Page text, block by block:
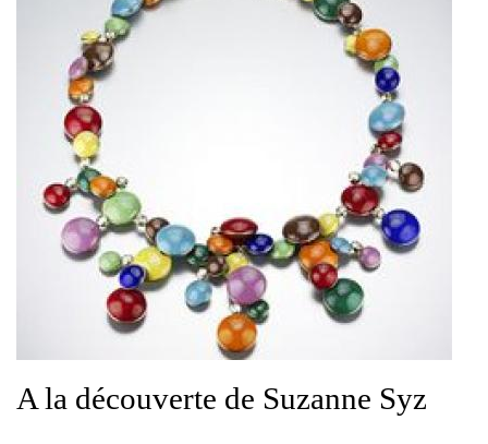
A la découverte de Suzanne Syz